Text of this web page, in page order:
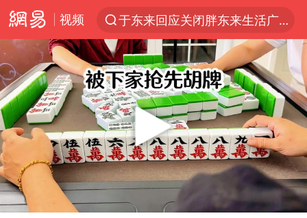
视频
于东来回应关闭胖东来生活广场店
上半年我国经营主体结构持续优化
白海豚登陆强度略强于巴威
《披荆斩棘2026》阵容官宣
杭州机场已取消航班388架次
浙江省委书记：该停下的坚决停下来
中国籍豪华游艇富商之子在泰国被杀
美将每月供乌爱国者拦截导弹
Play
03:41